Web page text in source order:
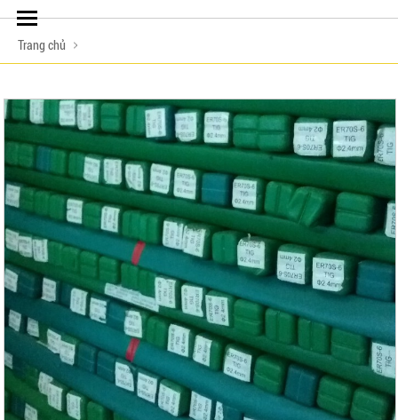
Trang chủ
LIÊN HỆ ĐẶT HÀNG